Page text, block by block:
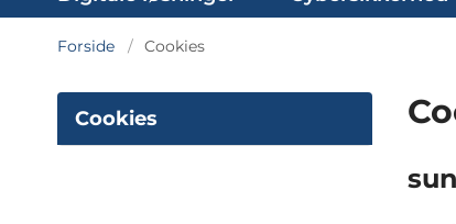
Forside Cookies
Cookies